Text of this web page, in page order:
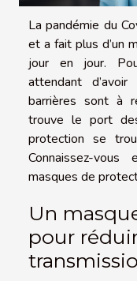
La pandémie du
et a fait plus d’un
jour en jour.
attendant
barrières sont à
trouve le port
protection se
Connaissez-
masques de
Un
pour